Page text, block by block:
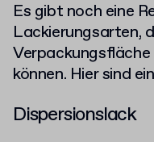
Es gibt noch eine
Lackierungsarten,
können. Hier sind
Dispersionslack